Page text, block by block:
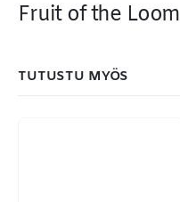
Fruit of the Loom
TUTUSTU MYÖS